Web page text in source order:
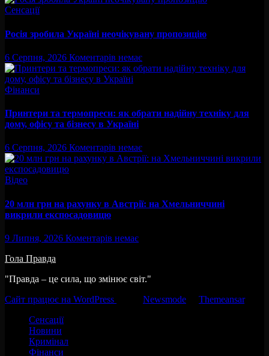
Сенсації
Росія зробила Україні неочікувану пропозицію
6 Серпня, 2026 Коментарів немає
Фінанси
Принтери та термопреси: як обрати надійну техніку для
дому, офісу та бізнесу в Україні
6 Серпня, 2026 Коментарів немає
Відео
20 млн грн на рахунку в Австрії: на Хмельниччині
викрили експосадовицю
9 Липня, 2026 Коментарів немає
Гола Правда
"Правда – це сила, що змінює світ."
Сайт працює на WordPress
Newsmode Themeansar.
Сенсації
Новини
Кримінал
Фінанси